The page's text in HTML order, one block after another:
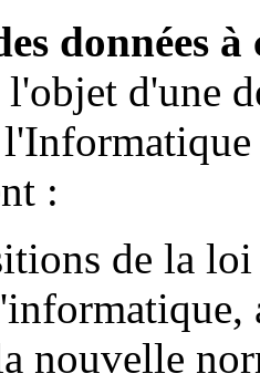
données
d'une
:
de la
nouvelle